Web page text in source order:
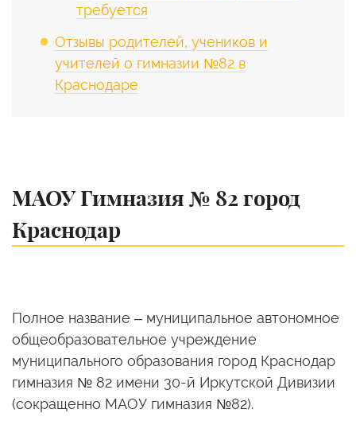
требуется
Отзывы родителей, учеников и
учителей о гимназии №82 в
Краснодаре
МАОУ Гимназия № 82 город
Краснодар
Полное название – муниципальное автономное
общеобразовательное учреждение
муниципального образования город Краснодар
гимназия № 82 имени 30-й Иркутской Дивизии
(сокращенно МАОУ гимназия №82).